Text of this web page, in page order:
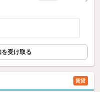
受け取る
賃貸